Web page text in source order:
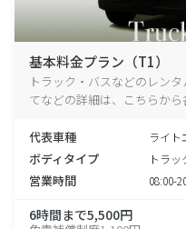
基本料金プラン（T1）
トラック・バスなどのレン
てなどの詳細は、こちらから
代表車種 ライト
ボディタイプ トラ
営業時間 08:00-
6時間まで5,500円